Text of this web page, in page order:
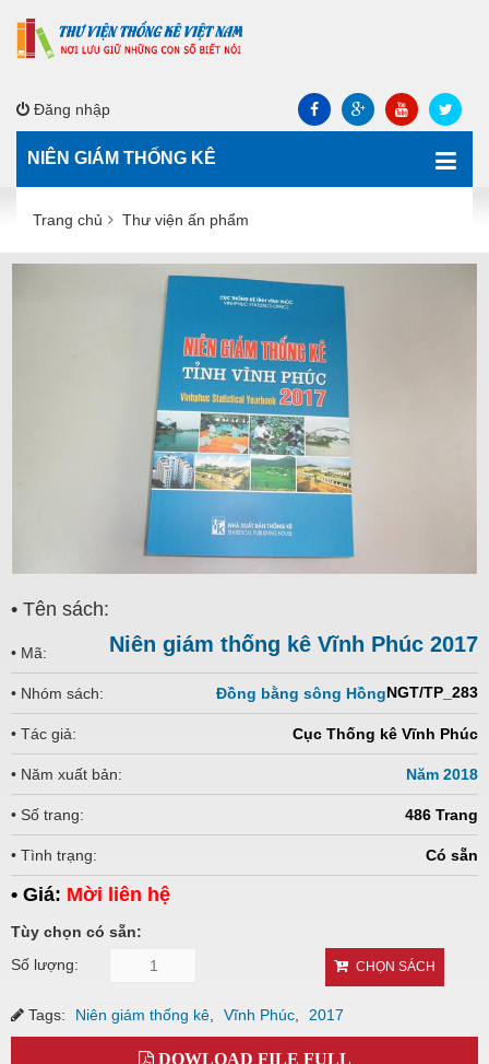
Đăng nhập
NIÊN GIÁM THỐNG KÊ
Trang chủ Thư viện ấn phẩm
• Tên sách:
Niên giám thống kê Vĩnh Phúc 2017
• Mã:
NGT/TP_283
• Nhóm sách: Đồng bằng sông Hồng
• Tác giả: Cục Thống kê Vĩnh Phúc
• Năm xuất bản: Năm 2018
• Số trang: 486 Trang
• Tình trạng: Có sẵn
• Giá: Mời liên hệ
Tùy chọn có sẵn:
Số lượng:
CHỌN SÁCH
Tags: Niên giám thống kê Vĩnh Phúc 2017
DOWLOAD FILE FULL